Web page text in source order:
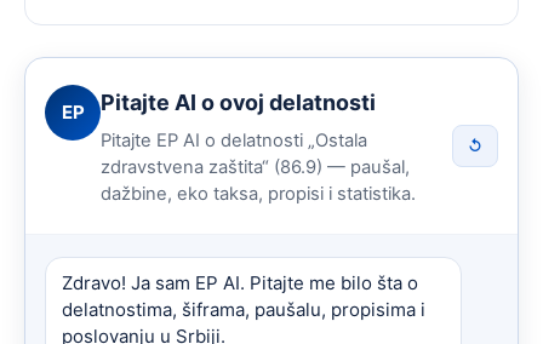
EP Pitajte AI o ovoj delatnosti
Pitajte EP AI o delatnosti „Ostala
zdravstvena zaštita“ (86.9) — paušal,
dažbine, eko taksa, propisi i statistika.
↺
Zdravo! Ja sam EP AI. Pitajte me bilo šta o
delatnostima, šiframa, paušalu, propisima i
poslovanju u Srbiji.